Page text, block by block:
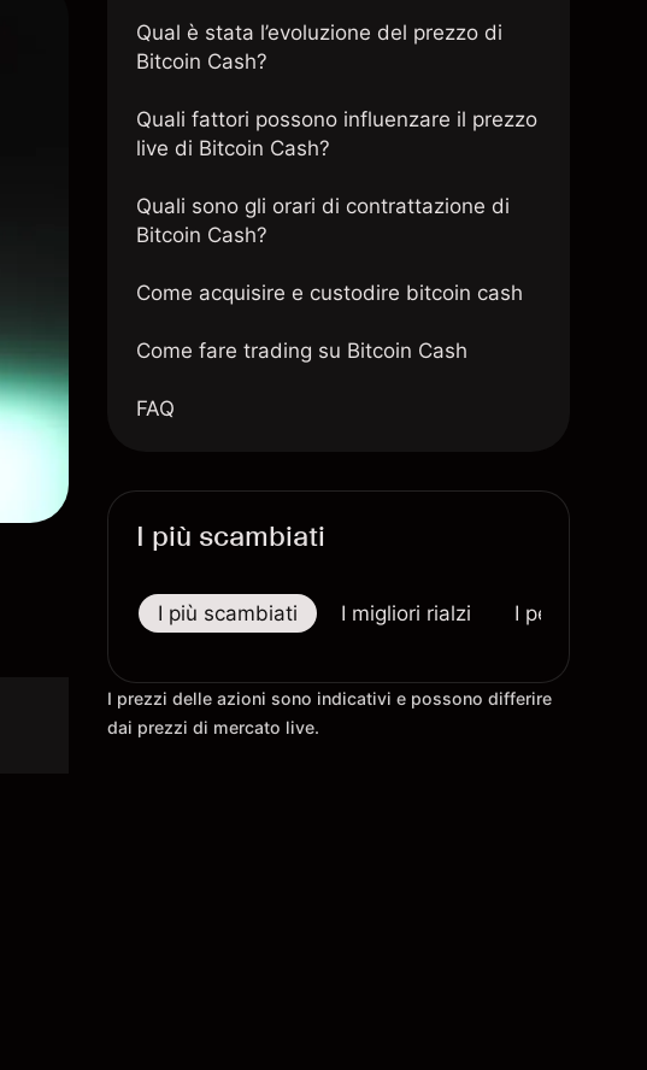
Qual è stata l’evoluzione del prezzo di
Bitcoin Cash?
Quali fattori possono influenzare il prezzo
live di Bitcoin Cash?
Quali sono gli orari di contrattazione di
Bitcoin Cash?
Come acquisire e custodire bitcoin cash
Come fare trading su Bitcoin Cash
FAQ
I più scambiati
I più scambiati I migliori rialzi I peggiori
I prezzi delle azioni sono indicativi e possono differire
dai prezzi di mercato live.